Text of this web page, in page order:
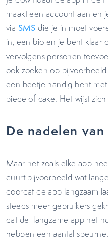
maakt een account aan en
via SMS die je in moet
in, een bio en je bent klaar
vervolgens personen
ook zoeken op
een beetje handig bent
piece of cake. Het wijst
De nadelen
Maar net zoals elke app
duurt bijvoorbeeld wat
doordat de app langzaam
steeds meer gebruikers
dat de langzame app net
hebben een aantal